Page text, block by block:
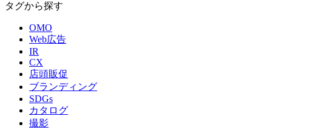
タグから探す
OMO
Web広告
IR
CX
店頭販促
ブランディング
SDGs
カタログ
撮影